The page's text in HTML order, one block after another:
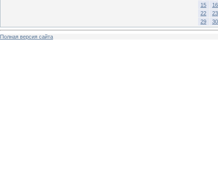
15
16
22
23
29
30
Полная версия сайта